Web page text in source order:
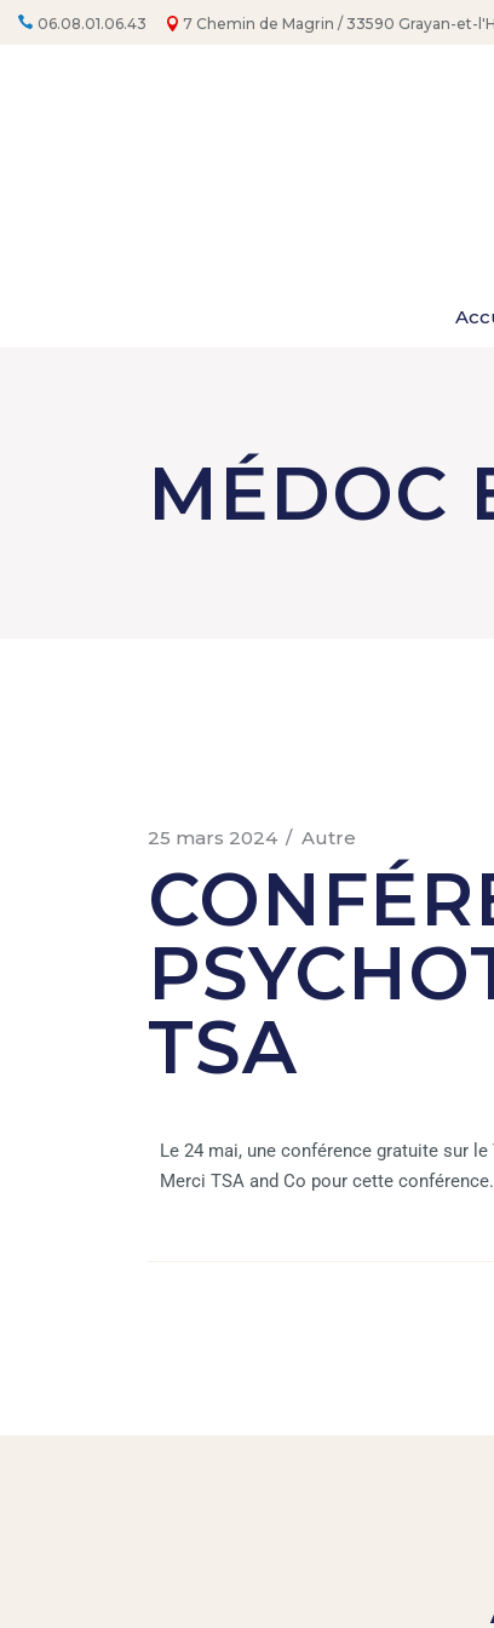
06.08.01.06.43 7 Chemin de Magrin / 33590 Grayan-et-
MÉDOC
25 mars 2024 Autre
TSA
Le 24 mai, une conférence gratuite sur
Merci TSA and Co pour cette conférence.